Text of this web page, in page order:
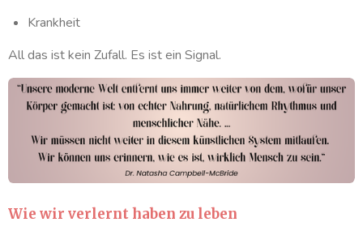
Krankheit
All das ist kein Zufall. Es ist ein Signal.
Wie wir verlernt haben zu leben